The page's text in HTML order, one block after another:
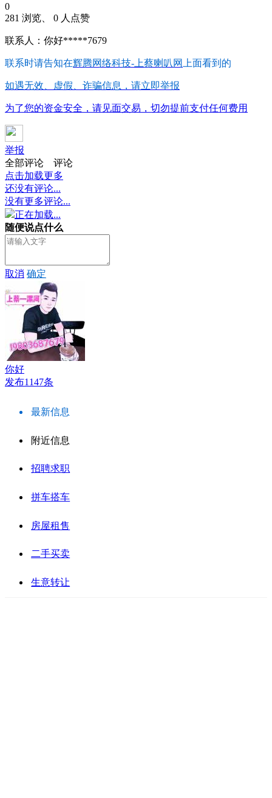
0
281 浏览、 0 人点赞
联系人：你好*****7679
联系时请告知在辉腾网络科技-上蔡喇叭网 上面看到的
如遇无效、虚假、诈骗信息，请立即举报
为了您的资金安全，请见面交易，切勿提前支付任何费用
举报
全部评论
评论
点击加载更多
还没有评论...
没有更多评论...
正在加载...
随便说点什么
取消 确定
你好
发布1147条
最新信息
附近信息
招聘求职
拼车搭车
房屋租售
二手买卖
生意转让